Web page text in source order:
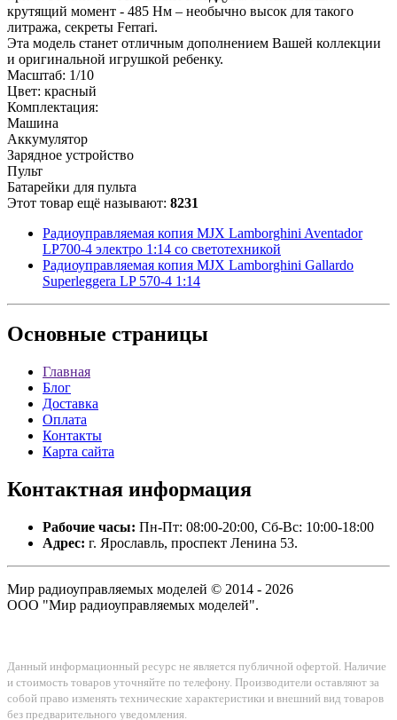
крутящий момент - 485 Нм – необычно высок для такого
литража, секреты Ferrari.
Эта модель станет отличным дополнением Вашей коллекции
и оригинальной игрушкой ребенку.
Масштаб: 1/10
Цвет: красный
Комплектация:
Машина
Аккумулятор
Зарядное устройство
Пульт
Батарейки для пульта
Этот товар ещё называют: 8231
Радиоуправляемая копия MJX Lamborghini Aventador
LP700-4 электро 1:14 со светотехникой
Радиоуправляемая копия MJX Lamborghini Gallardo
Superleggera LP 570-4 1:14
Основные страницы
Главная
Блог
Доставка
Оплата
Контакты
Карта сайта
Контактная информация
Рабочие часы: Пн-Пт: 08:00-20:00, Сб-Вс: 10:00-18:00
Адрес: г. Ярославль, проспект Ленина 53.
Мир радиоуправляемых моделей © 2014 - 2026
ООО "Мир радиоуправляемых моделей".
Данный информационный ресурс не является публичной офертой. Наличие
и стоимость товаров уточняйте по телефону. Производители оставляют за
собой право изменять технические характеристики и внешний вид товаров
без предварительного уведомления.